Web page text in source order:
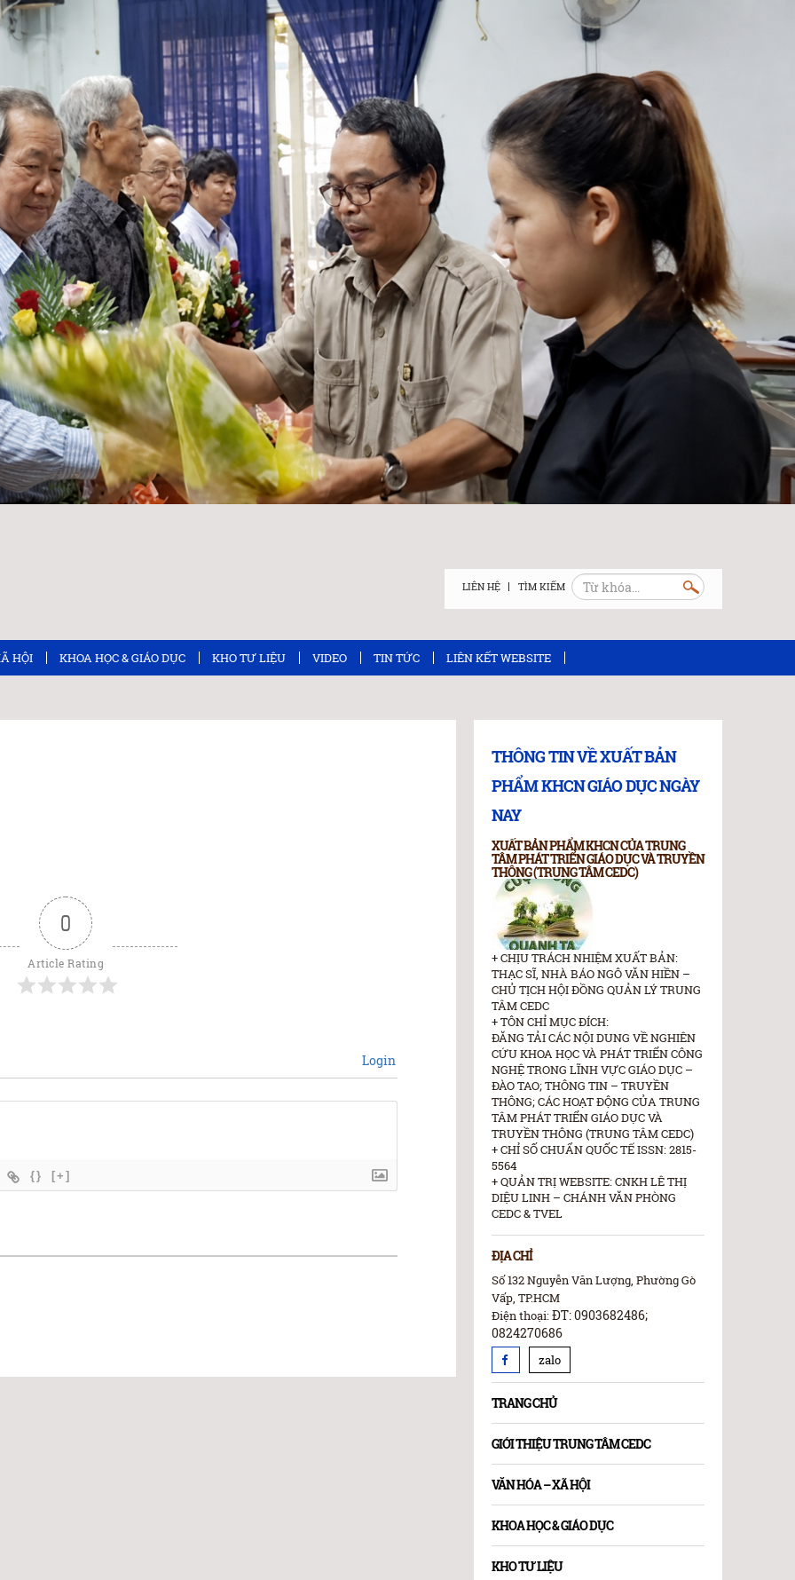
LIÊN HỆ
HỘI KHOA HỌC & GIÁO DỤC KHO TƯ LIỆU VIDEO TIN TỨC LIÊN KẾT WEBSITE
0
Article Rating
Login
{} [+]
THÔNG TIN VỀ XUẤT BẢN
PHẨM KHCN GIÁO DỤC NGÀY
NAY
XUẤT BẢN PHẨM KHCN CỦA TRUNG
TÂM PHÁT TRIỂN GIÁO DỤC VÀ TRUYỀN
THÔNG (TRUNG TÂM CEDC)
+ CHỊU TRÁCH NHIỆM XUẤT BẢN:
THẠC SĨ, NHÀ BÁO NGÔ VĂN HIỀN –
CHỦ TỊCH HỘI ĐỒNG QUẢN LÝ TRUNG
TÂM CEDC
+ TÔN CHỈ MỤC ĐÍCH:
ĐĂNG TẢI CÁC NỘI DUNG VỀ NGHIÊN
CỨU KHOA HỌC VÀ PHÁT TRIỂN CÔNG
NGHỆ TRONG LĨNH VỰC GIÁO DỤC –
ĐÀO TAO; THÔNG TIN – TRUYỀN
THÔNG; CÁC HOẠT ĐỘNG CỦA TRUNG
TÂM PHÁT TRIỂN GIÁO DỤC VÀ
TRUYỀN THÔNG (TRUNG TÂM CEDC)
+ CHỈ SỐ CHUẨN QUỐC TẾ ISSN: 2815-
5564
+ QUẢN TRỊ WEBSITE: CNKH LÊ THỊ
DIỆU LINH – CHÁNH VĂN PHÒNG
CEDC & TVEL
ĐỊA CHỈ
Số 132 Nguyễn Văn Lượng, Phường Gò
Vấp, TP.HCM
Điện thoại:ĐT: 0903682486;
0824270686
zalo
TRANG CHỦ
GIỚI THIỆU TRUNG TÂM CEDC
VĂN HÓA – XÃ HỘI
KHOA HỌC & GIÁO DỤC
KHO TƯ LIỆU